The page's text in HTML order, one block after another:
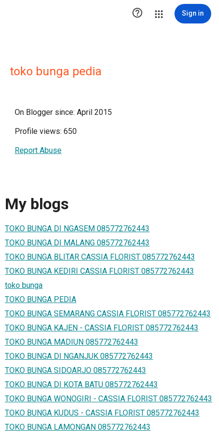
 Sign in
toko bunga pedia
On Blogger since: April 2015
Profile views: 650
Report Abuse
My blogs
TOKO BUNGA DI NGASEM 085772762443
TOKO BUNGA DI MALANG 085772762443
TOKO BUNGA BLITAR CASSIA FLORIST 085772762443
TOKO BUNGA KEDIRI CASSIA FLORIST 085772762443
toko bunga
TOKO BUNGA PEDIA
TOKO BUNGA SEMARANG CASSIA FLORIST 085772762443
TOKO BUNGA KAJEN - CASSIA FLORIST 085772762443
TOKO BUNGA MADIUN 085772762443
TOKO BUNGA DI NGANJUK 085772762443
TOKO BUNGA SIDOARJO 085772762443
TOKO BUNGA DI KOTA BATU 085772762443
TOKO BUNGA WONOGIRI - CASSIA FLORIST 085772762443
TOKO BUNGA KUDUS - CASSIA FLORIST 085772762443
TOKO BUNGA LAMONGAN 085772762443